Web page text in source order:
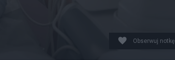
Obserwuj notkę